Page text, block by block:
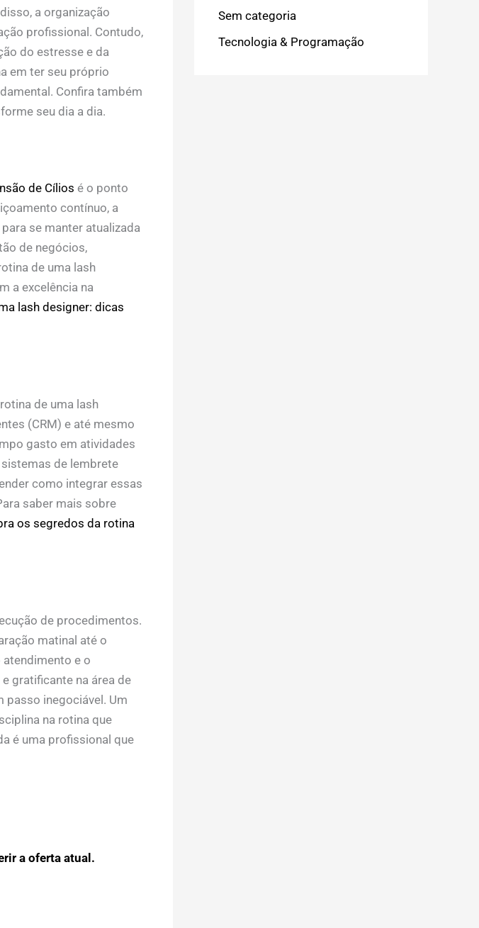
a organização
profissional. Contudo,
do estresse e da
em ter seu próprio
Confira também
seu dia a dia.
de Cílios é o ponto
contínuo, a
se manter atualizada
de negócios,
de uma lash
a excelência na
lash designer: dicas
rotina de uma lash
(CRM) e até mesmo
gasto em atividades
de lembrete
como integrar essas
saber mais sobre
os segredos da rotina
de procedimentos.
matinal até o
e o
gratificante na área de
passo inegociável. Um
na rotina que
é uma profissional que
a oferta atual.
Sem categoria
Tecnologia & Programação